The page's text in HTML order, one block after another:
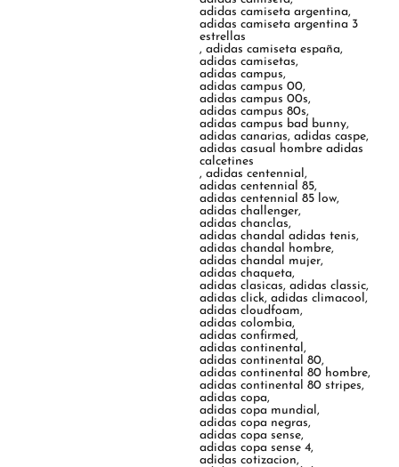
adidas camiseta argentina,
adidas camiseta argentina 3
estrellas
,adidas camiseta españa,
adidas camisetas,
adidas campus,
adidas campus 00,
adidas campus 00s,
adidas campus 80s,
adidas campus bad bunny,
adidas canarias,adidas caspe,
adidas casual hombre adidas
calcetines
,adidas centennial,
adidas centennial 85,
adidas centennial 85 low,
adidas challenger,
adidas chanclas,
adidas chandal adidas tenis,
adidas chandal hombre,
adidas chandal mujer,
adidas chaqueta,
adidas clasicas,adidas classic,
adidas click,adidas climacool,
adidas cloudfoam,
adidas colombia,
adidas confirmed,
adidas continental,
adidas continental 80,
adidas continental 80 hombre,
adidas continental 80 stripes,
adidas copa,
adidas copa mundial,
adidas copa negras,
adidas copa sense,
adidas copa sense 4,
adidas cotizacion,